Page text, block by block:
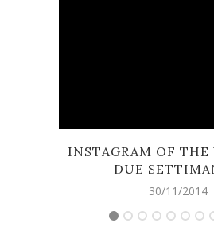
INSTAGRAM OF
DUE
30/11/2014